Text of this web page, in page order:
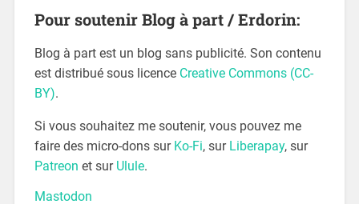
Pour soutenir Blog à part / Erdorin:
Blog à part est un blog sans publicité. Son contenu
est distribué sous licence Creative Commons (CC-
BY).
Si vous souhaitez me soutenir, vous pouvez me
faire des micro-dons sur Ko-Fi, sur Liberapay, sur
Patreon et sur Ulule.
Mastodon